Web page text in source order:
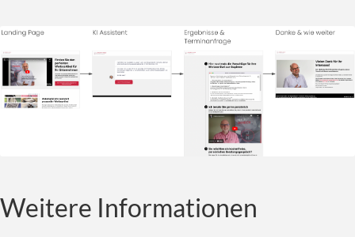
Weitere Informationen